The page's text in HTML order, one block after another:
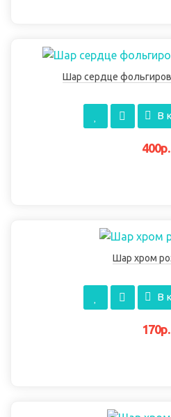
Шар сердце
В
400р.
Шар хром
В
170р.